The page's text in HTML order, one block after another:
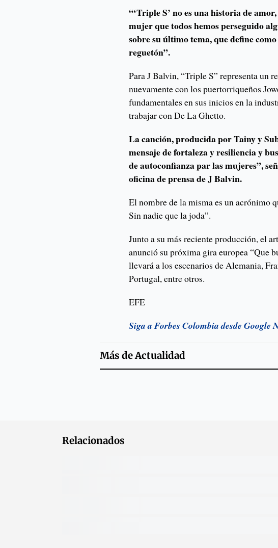
“‘Triple S’ no es una historia de
mujer que todos hemos perseguido
sobre su último tema, que define
reguetón”.
Para J Balvin, “Triple S” representa un
nuevamente con los puertorriqueños
fundamentales en sus inicios en la
trabajar con De La Ghetto.
La canción, producida por Tainy y
mensaje de fortaleza y resiliencia y
de autoconfianza par las mujeres”,
oficina de prensa de J Balvin.
El nombre de la misma es un acrónimo
Sin nadie que la joda”.
Junto a su más reciente producción, el
anunció su próxima gira europea “Que
llevará a los escenarios de Alemania,
Portugal, entre otros.
EFE
Siga a Forbes Colombia desde Google
Más deActualidad
Relacionados